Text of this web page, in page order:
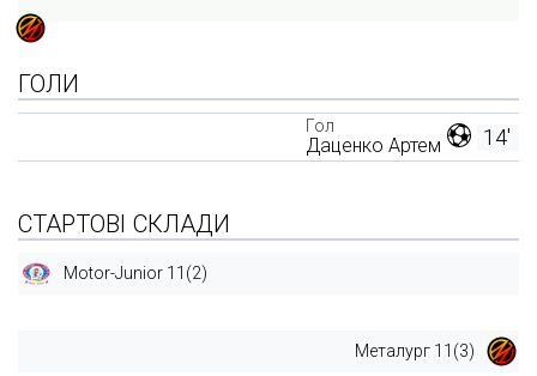
ГОЛИ
14'
Гол
Даценко Артем
СТАРТОВІ СКЛАДИ
Motor-Junior 11(2)
Металург 11(3)